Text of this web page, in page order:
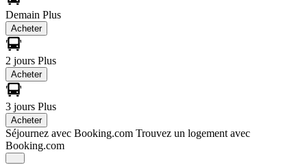
Demain Plus
Acheter
2 jours Plus
Acheter
3 jours Plus
Acheter
Séjournez avec Booking.com Trouvez un logement avec
Booking.com